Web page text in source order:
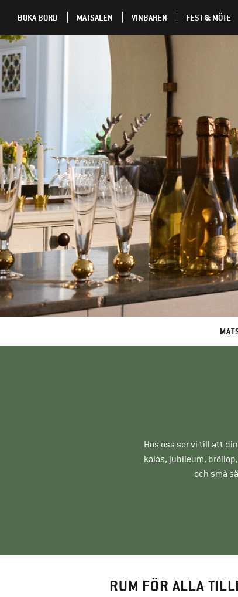
BOKA BORD MATSALEN VINBAREN FEST & MÖTE
Hos oss ser vi till att
kalas, jubileum,
och små
RUM FÖR ALLA